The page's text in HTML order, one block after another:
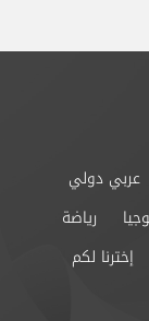
عربي دولي
رياضة
إخترنا لكم